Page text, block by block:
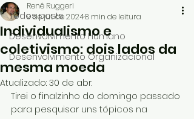
Todos posts
Desenvolvimento Humano
Desenvolvimento Organizacional
Individualismo e
coletivismo: dois lados da
mesma moeda
Renê Ruggeri
9 de jul. de 20248 min de leitura
Atualizado: 30 de abr.
Tirei o finalzinho do domingo passado
para pesquisar uns tópicos na